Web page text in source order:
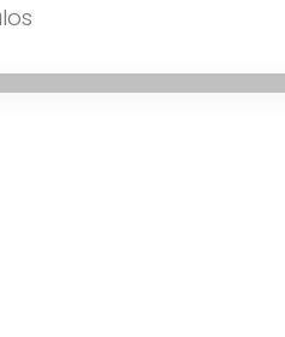
INFANTILES